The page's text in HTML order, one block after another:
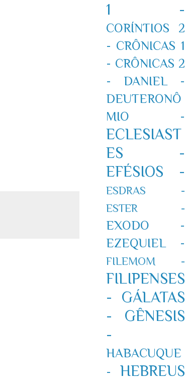
1 -
CORÍNTIOS 2
- CRÔNICAS 1
- CRÔNICAS 2
-
DANIEL -
DEUTERONÔ
MIO -
ECLESIAST
ES -
EFÉSIOS -
ESDRAS -
ESTER -
EXODO -
EZEQUIEL -
FILEMOM -
FILIPENSES
-
GÁLATAS
-
GÊNESIS
-
HABACUQUE
-
HEBREUS